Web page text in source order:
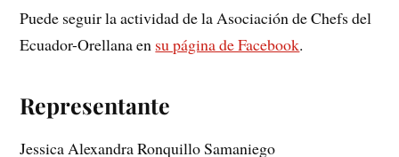
Puede seguir la actividad de la Asociación de Chefs del
Ecuador-Orellana en su página de Facebook.
Representante
Jessica Alexandra Ronquillo Samaniego